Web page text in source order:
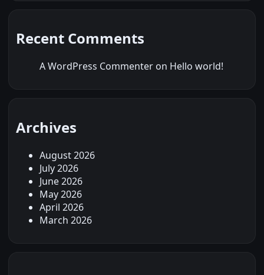
Recent Comments
A WordPress Commenter on Hello world!
Archives
August 2026
July 2026
June 2026
May 2026
April 2026
March 2026